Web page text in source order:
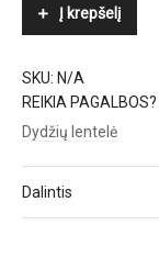
Į krepšelį
SKU: N/A
REIKIA PAGALBOS?
Dydžių lentelė
Dalintis